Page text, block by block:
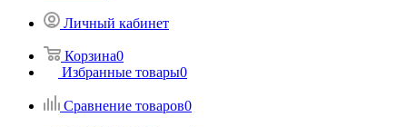
Личный кабинет
Корзина0
Избранные товары0
Сравнение товаров0